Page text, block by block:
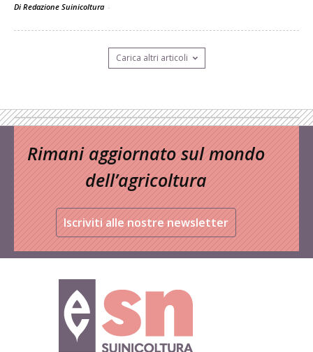
Di Redazione Suinicoltura -
Carica altri articoli
Rimani aggiornato sul mondo
dell’agricoltura
Iscriviti alle nostre newsletter